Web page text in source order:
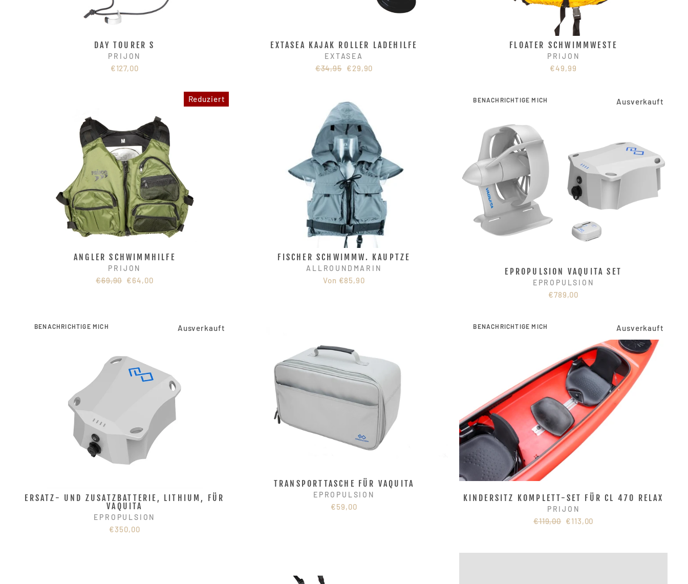
DAY TOURER S
PRIJON
€127,00
EXTASEA KAJAK ROLLER LADEHILFE
EXTASEA
Normaler
€34,95 Sonderpreis
€29,90
FLOATER SCHWIMMWESTE
PRIJON
€49,99
Reduziert
ANGLER SCHWIMMHILFE
PRIJON
Normaler
€69,90 Sonderpreis
€64,00
FISCHER SCHWIMMW. KAUPTZE
ALLROUNDMARIN
Von €85,90
BENACHRICHTIGE MICH Ausverkauft
EPROPULSION VAQUITA SET
EPROPULSION
€789,00
BENACHRICHTIGE MICH Ausverkauft
ERSATZ- UND ZUSATZBATTERIE, LITHIUM, FÜR
VAQUITA
EPROPULSION
€350,00
TRANSPORTTASCHE FÜR VAQUITA
EPROPULSION
€59,00
BENACHRICHTIGE MICH Ausverkauft
KINDERSITZ KOMPLETT-SET FÜR CL 470 RELAX
PRIJON
Normaler
€119,00 Sonderpreis
€113,00